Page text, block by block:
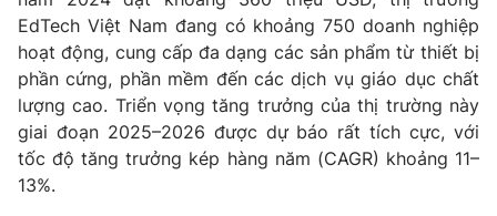
Photo Infographic
Video Shorts video
VTV Money VTV Thể thao
EdTech Việt Nam đang có khoảng 750 doanh nghiệp
hoạt động, cung cấp đa dạng các sản phẩm từ thiết bị
phần cứng, phần mềm đến các dịch vụ giáo dục chất
lượng cao. Triển vọng tăng trưởng của thị trường này
giai đoạn 2025–2026 được dự báo rất tích cực, với
tốc độ tăng trưởng kép hàng năm (CAGR) khoảng 11–
13%.